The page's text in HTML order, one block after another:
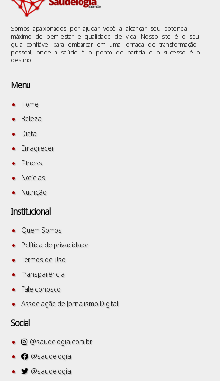
Somos apaixonados por ajudar você a alcançar seu potencial
máximo de bem-estar e qualidade de vida. Nosso site é o seu
guia confiável para embarcar em uma jornada de transformação
pessoal, onde a saúde é o ponto de partida e o sucesso é o
destino.
Menu
Home
Beleza
Dieta
Emagrecer
Fitness
Notícias
Nutrição
Institucional
Quem Somos
Política de privacidade
Termos de Uso
Transparência
Fale conosco
Associação de Jornalismo Digital
Social
@saudelogia.com.br
@saudelogia
@saudelogia